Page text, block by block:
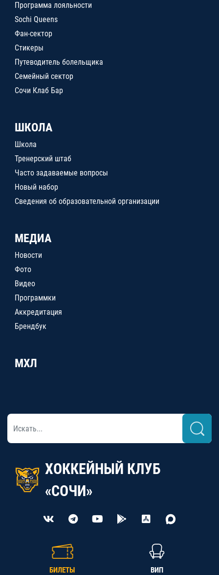
Программа лояльности
Sochi Queens
Фан-сектор
Стикеры
Путеводитель болельщика
Семейный сектор
Сочи Клаб Бар
ШКОЛА
Школа
Тренерский штаб
Часто задаваемые вопросы
Новый набор
Сведения об образовательной организации
МЕДИА
Новости
Фото
Видео
Программки
Аккредитация
Брендбук
МХЛ
ХОККЕЙНЫЙ КЛУБ
«СОЧИ»
БИЛЕТЫ ВИП